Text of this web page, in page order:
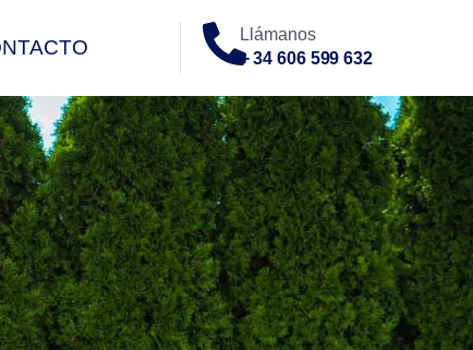
Llámanos
+ 34 606 599 632